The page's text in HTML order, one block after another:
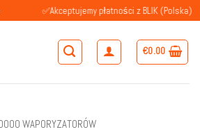
✅Akceptujemy płatności z BLIK (Polska)
€0.00
WAPORYZATORÓW